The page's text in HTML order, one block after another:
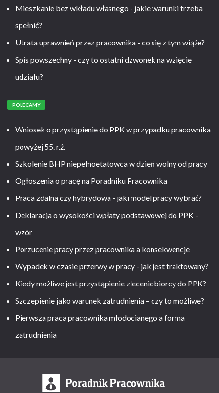
Mieszkanie bez wkładu własnego - jakie warunki trzeba
spełnić?
Utrata uprawnień przez pracownika - co się z tym wiąże?
Spis powszechny - czy to ostatni dzwonek na wzięcie
udziału?
POLECAMY
Wniosek o przystąpienie do PPK w przypadku pracownika
powyżej 55. r.ż.
Szkolenie BHP niepełnoetatowca w dzień wolny od pracy
Ogłoszenia o pracę na Poradniku Pracownika
Praca zdalna czy hybrydowa - jaki model pracy wybrać?
Deklaracja o wysokości wpłaty podstawowej do PPK –
wzór
Porzucenie pracy przez pracownika a konsekwencje
Wypadek w czasie przerwy w pracy - jak jest traktowany?
Kiedy możliwe jest przystąpienie zleceniobiorcy do PPK?
Szczepienie jako warunek zatrudnienia – czy to możliwe?
Pierwsza praca pracownika młodocianego a forma
zatrudnienia